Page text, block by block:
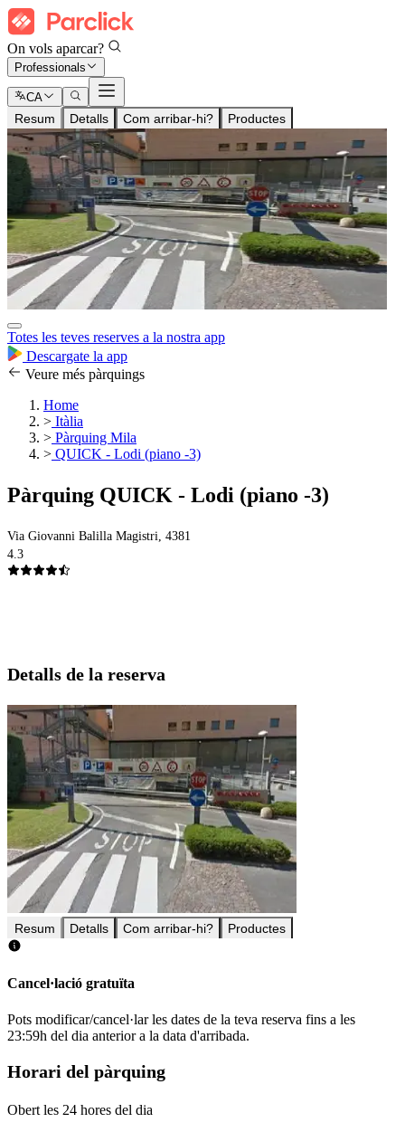
On vols aparcar?
Professionals
CA
Resum Detalls Com arribar-hi? Productes
Totes les teves reserves a la nostra app
Descargate la app
Veure més pàrquings
Home
> Itàlia
> Pàrquing Mila
> QUICK - Lodi (piano -3)
Pàrquing QUICK - Lodi (piano -3)
Via Giovanni Balilla Magistri, 4381
4.3
Detalls de la reserva
Resum Detalls Com arribar-hi? Productes
Cancel·lació gratuïta
Pots modificar/cancel·lar les dates de la teva reserva fins a les
23:59h del dia anterior a la data d'arribada.
Horari del pàrquing
Obert les 24 hores del dia